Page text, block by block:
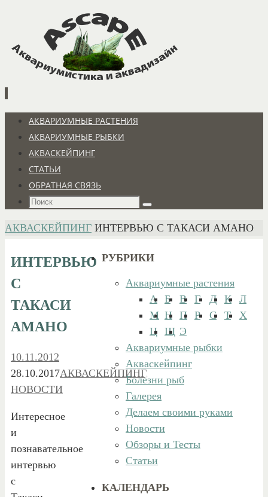
содержимому
Перейти
содержимому
АКВАРИУМНЫЕ РАСТЕНИЯ
АКВАРИУМНЫЕ РЫБКИ
АКВАСКЕЙПИНГ
СТАТЬИ
ОБРАТНАЯ СВЯЗЬ
Что
Поиск
ГЛАВНАЯ
АКВАСКЕЙПИНГ ИНТЕРВЬЮ С ТАКАСИ АМАНО
ИНТЕРВЬЮ
С
ТАКАСИ
АМАНО
10.11.2012
28.10.2017АКВАСКЕЙПИНГ,
НОВОСТИ
Интересное
и
познавательное
интервью
с
РУБРИКИ
Аквариумные растения
А Б В Г Д К
Л
М Н П Р С Т
Х
Ц Щ Э
Аквариумные рыбки
Акваскейпинг
Болезни рыб
Галерея
Делаем своими руками
Новости
Обзоры и Тесты
Статьи
КАЛЕНДАРЬ